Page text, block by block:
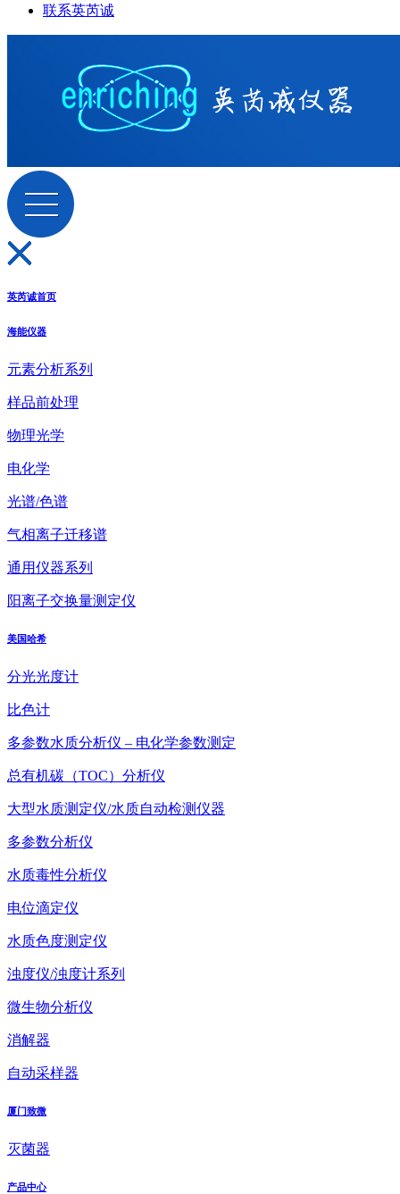
联系英芮诚
英芮诚首页
海能仪器
元素分析系列
样品前处理
物理光学
电化学
光谱/色谱
气相离子迁移谱
通用仪器系列
阳离子交换量测定仪
美国哈希
分光光度计
比色计
多参数水质分析仪 – 电化学参数测定
总有机碳（TOC）分析仪
大型水质测定仪/水质自动检测仪器
多参数分析仪
水质毒性分析仪
电位滴定仪
水质色度测定仪
浊度仪/浊度计系列
微生物分析仪
消解器
自动采样器
厦门致微
灭菌器
产品中心